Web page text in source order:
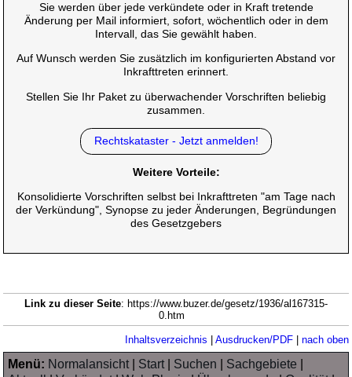
Sie werden über jede verkündete oder in Kraft tretende
Änderung per Mail informiert, sofort, wöchentlich oder in dem
Intervall, das Sie gewählt haben.
Auf Wunsch werden Sie zusätzlich im konfigurierten Abstand vor
Inkrafttreten erinnert.
Stellen Sie Ihr Paket zu überwachender Vorschriften beliebig
zusammen.
Rechtskataster - Jetzt anmelden!
Weitere Vorteile:
Konsolidierte Vorschriften selbst bei Inkrafttreten "am Tage nach
der Verkündung", Synopse zu jeder Änderungen, Begründungen
des Gesetzgebers
Link zu dieser Seite: https://www.buzer.de/gesetz/1936/al167315-
0.htm
Inhaltsverzeichnis Ausdrucken/PDF| nach oben
Menü: Normalansicht| Start| Suchen Sachgebiete